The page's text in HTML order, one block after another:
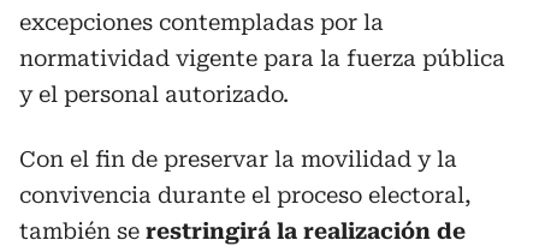
excepciones contempladas por la
normatividad vigente para la fuerza pública
y el personal autorizado.
Con el fin de preservar la movilidad y la
convivencia durante el proceso electoral,
también se restringirá la realización de